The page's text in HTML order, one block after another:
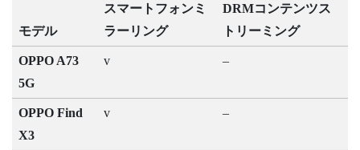
モデル
スマートフォンミ
ラーリング
DRMコンテンツス
トリーミング
OPPO A73
5G
v –
OPPO Find
X3
v –